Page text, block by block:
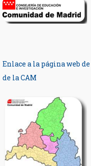
Enlace a la página web
de la CAM